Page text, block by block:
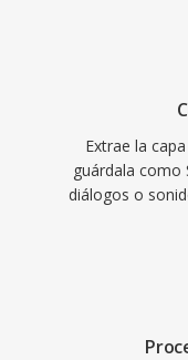
Extrae la
guárdala como
diálogos o